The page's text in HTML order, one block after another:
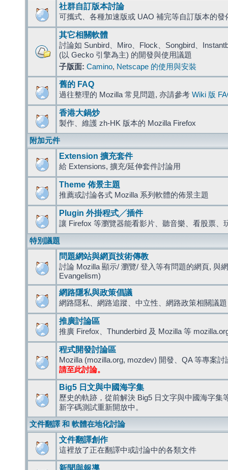
社群自訂版本討論
可攜式、各種加速版或 UAO 補完等自訂版本的發
其它相關軟體
討論如 Sunbird、Miro、Flock、Songbird、
(以 Gecko 引擎為主) 的開發與使用議題
子版面: Camino, Netscape 的使用與安裝
舊的 FAQ
過往整理的 Mozilla 常見問題, 亦請參考 Wiki 版
香港大鍋炒
製作、維護 zh-HK 版本的 Mozilla Firefox
附加元件
Extension 擴充套件
給 Extensions, 擴充/延伸套件討論用
Theme 佈景主題
推薦或討論各式 Mozilla 系列軟體的佈景主題
Plugin 外掛程式╱插件
讓 Firefox 等瀏覽器能看影片、聽音樂、看股票、
特別議題
問題網站與網頁技術傳教
討論 Mozilla 顯示/ 瀏覽/ 登入等有問題的網頁, 與
Evangelism)
網路隱私與政策倡議
網路隱私、網路追蹤、中立性、網路政策相關議題
推廣討論區
推廣 Firefox、Thunderbird 及 Mozilla 等
程式開發討論區
Mozilla (mozilla.org, mozdev) 開發、QA 等專案討
請至此討論。
Big5 日文與中國海字集
歷史的軌跡，從前解決 Big5 日文字與中國海字集
新字碼測試重新開放中。
文件翻譯 和 軟體在地化討論
文件翻譯創作
這裡放了正在翻譯中或討論中的各類文件
新聞與報導